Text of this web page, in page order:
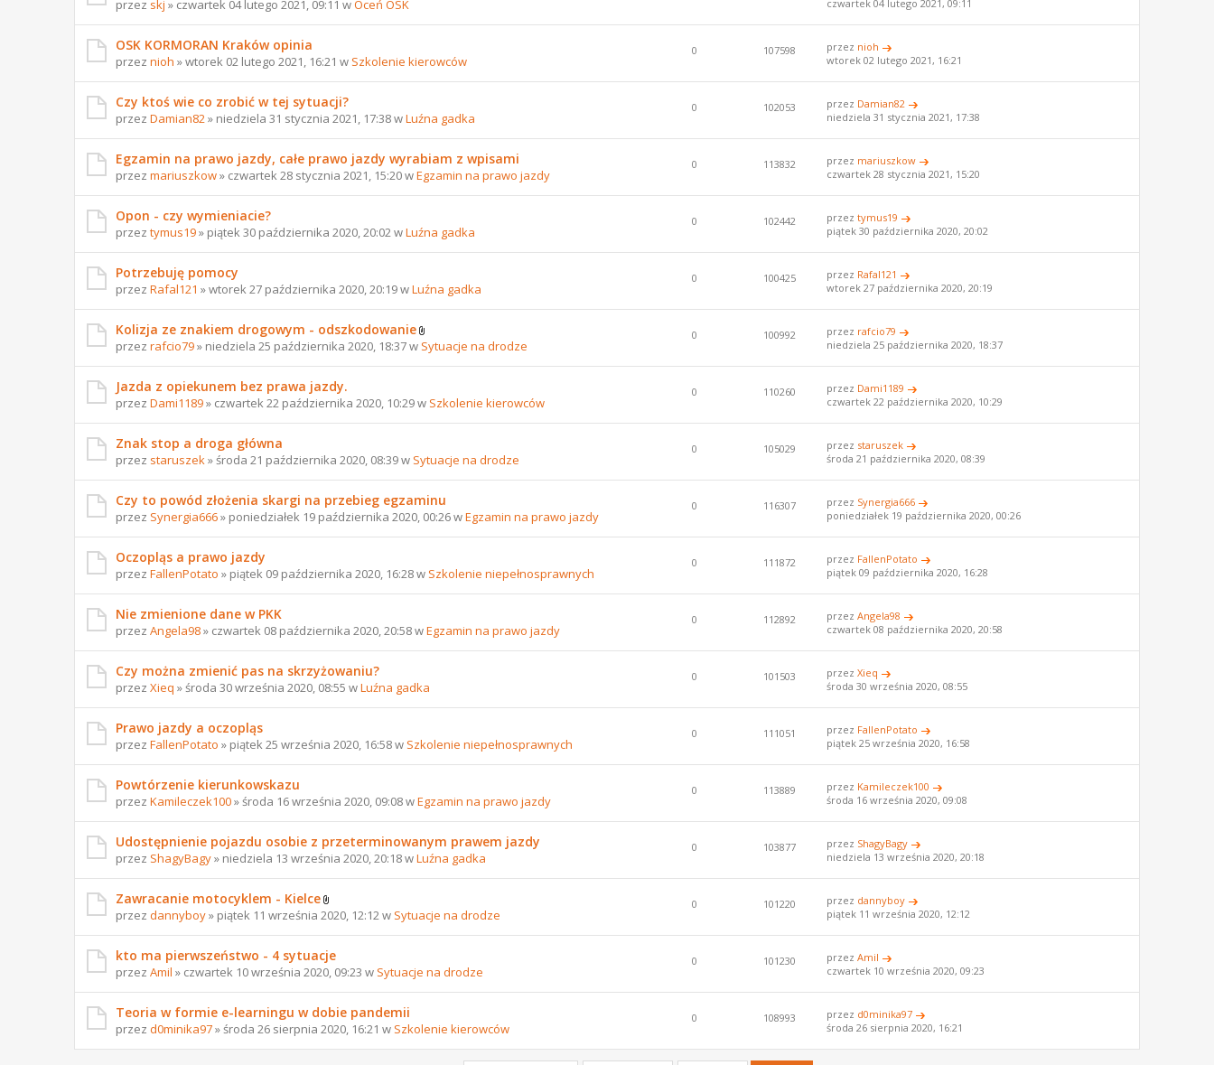
przez skj » czwartek 04 lutego 2021, 09:11 wOceń OSK
czwartek 04 lutego 2021, 09:11
OSK KORMORAN Kraków opinia
przez nioh » wtorek 02 lutego 2021, 16:21 w Szkolenie kierowców
0 107598 przez nioh
wtorek 02 lutego 2021, 16:21
Czy ktoś wie co zrobić w tej sytuacji?
przez Damian82 » niedziela 31 stycznia 2021, 17:38 wLuźna gadka
0 102053 przez Damian82
niedziela 31 stycznia 2021, 17:38
Egzamin na prawo jazdy, całe prawo jazdy wyrabiam z wpisami
przez mariuszkow» czwartek 28 stycznia 2021, 15:20 wEgzamin na prawo jazdy
0 113832 przez mariuszkow
czwartek 28 stycznia 2021, 15:20
Opon - czy wymieniacie?
przez tymus19» piątek 30 października 2020, 20:02 wLuźna gadka
0 102442 przeztymus19
piątek 30 października 2020, 20:02
Potrzebuję pomocy
przez Rafal121 » wtorek 27 października 2020, 20:19 wLuźna gadka
0 100425 przez Rafal121
wtorek 27 października 2020, 20:19
Kolizja ze znakiem drogowym - odszkodowanie
przez rafcio79» niedziela 25 października 2020, 18:37 w Sytuacje na drodze
0 100992 przez rafcio79
niedziela 25 października 2020, 18:37
Jazda z opiekunem bez prawa jazdy.
przez Dami1189» czwartek 22 października 2020, 10:29 w Szkolenie kierowców
0 110260 przez Dami1189
czwartek 22 października 2020, 10:29
Znak stop a droga główna
przez staruszek » środa 21 października 2020, 08:39 w Sytuacje na drodze
0 105029 przez staruszek
środa 21 października 2020, 08:39
Czy to powód złożenia skargi na przebieg egzaminu
przez Synergia666» poniedziałek 19 października 2020, 00:26 wEgzamin na prawo jazdy
0 116307 przez Synergia666
poniedziałek 19 października 2020, 00:26
Oczopląs a prawo jazdy
przez FallenPotato » piątek 09 października 2020, 16:28 w Szkolenie niepełnosprawnych
0 111872 przez FallenPotato
piątek 09 października 2020, 16:28
Nie zmienione dane w PKK
przez Angela98» czwartek 08 października 2020, 20:58 wEgzamin na prawo jazdy
0 112892 przezAngela98
czwartek 08 października 2020, 20:58
Czy można zmienić pas na skrzyżowaniu?
przez Xieq » środa 30 września 2020, 08:55 wLuźna gadka
0 101503 przezXieq
środa 30 września 2020, 08:55
Prawo jazdy a oczopląs
przez FallenPotato » piątek 25 września 2020, 16:58 w Szkolenie niepełnosprawnych
0 111051 przez FallenPotato
piątek 25 września 2020, 16:58
Powtórzenie kierunkowskazu
przez Kamileczek100» środa 16 września 2020, 09:08 wEgzamin na prawo jazdy
0 113889 przez Kamileczek100
środa 16 września 2020, 09:08
Udostępnienie pojazdu osobie z przeterminowanym prawem jazdy
przez ShagyBagy» niedziela 13 września 2020, 20:18 wLuźna gadka
0 103877 przez ShagyBagy
niedziela 13 września 2020, 20:18
Zawracanie motocyklem - Kielce
przez dannyboy» piątek 11 września 2020, 12:12 w Sytuacje na drodze
0 101220 przez dannyboy
piątek 11 września 2020, 12:12
kto ma pierwszeństwo - 4 sytuacje
przez Amil » czwartek 10 września 2020, 09:23 w Sytuacje na drodze
0 101230 przezAmil
czwartek 10 września 2020, 09:23
Teoria w formie e-learningu w dobie pandemii
przez d0minika97» środa 26 sierpnia 2020, 16:21 w Szkolenie kierowców
0 108993 przez d0minika97
środa 26 sierpnia 2020, 16:21